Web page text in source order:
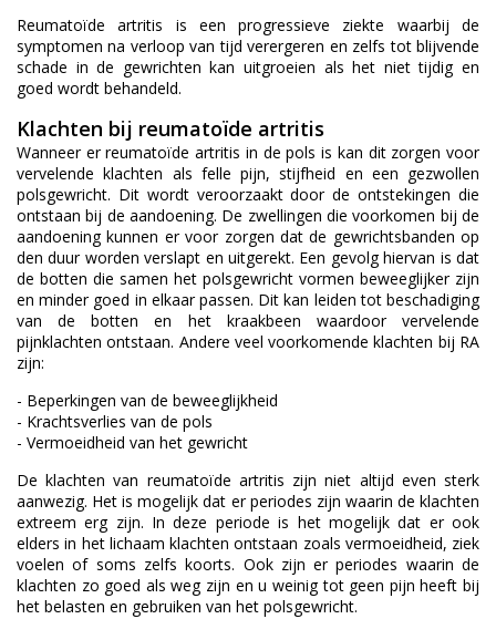
Reumatoïde artritis is een progressieve ziekte waarbij de
symptomen na verloop van tijd verergeren en zelfs tot blijvende
schade in de gewrichten kan uitgroeien als het niet tijdig en
goed wordt behandeld.
Klachten bij reumatoïde artritis
Wanneer er reumatoïde artritis in de pols is kan dit zorgen voor
vervelende klachten als felle pijn, stijfheid en een gezwollen
polsgewricht. Dit wordt veroorzaakt door de ontstekingen die
ontstaan bij de aandoening. De zwellingen die voorkomen bij de
aandoening kunnen er voor zorgen dat de gewrichtsbanden op
den duur worden verslapt en uitgerekt. Een gevolg hiervan is dat
de botten die samen het polsgewricht vormen beweeglijker zijn
en minder goed in elkaar passen. Dit kan leiden tot beschadiging
van de botten en het kraakbeen waardoor vervelende
pijnklachten ontstaan. Andere veel voorkomende klachten bij RA
zijn:
- Beperkingen van de beweeglijkheid
- Krachtsverlies van de pols
- Vermoeidheid van het gewricht
De klachten van reumatoïde artritis zijn niet altijd even sterk
aanwezig. Het is mogelijk dat er periodes zijn waarin de klachten
extreem erg zijn. In deze periode is het mogelijk dat er ook
elders in het lichaam klachten ontstaan zoals vermoeidheid, ziek
voelen of soms zelfs koorts. Ook zijn er periodes waarin de
klachten zo goed als weg zijn en u weinig tot geen pijn heeft bij
het belasten en gebruiken van het polsgewricht.